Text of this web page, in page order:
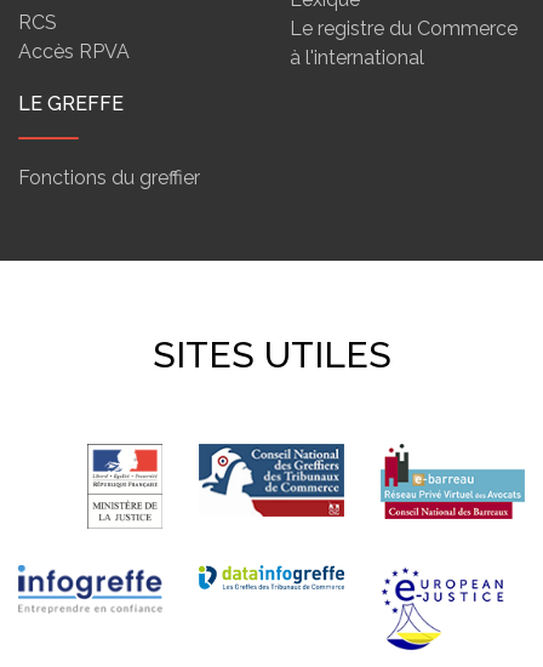
RCS
Accès RPVA
Le registre du Commerce
à l'international
LE GREFFE
Fonctions du greffier
SITES UTILES